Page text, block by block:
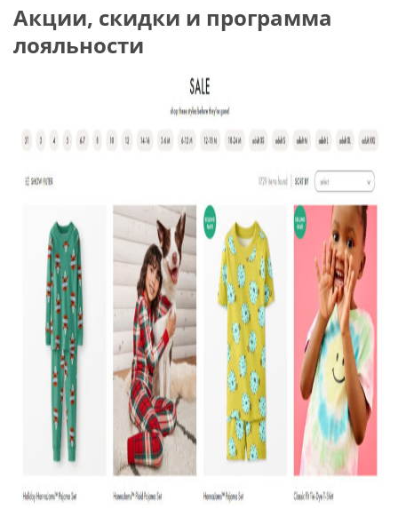
Акции, скидки и программа
лояльности